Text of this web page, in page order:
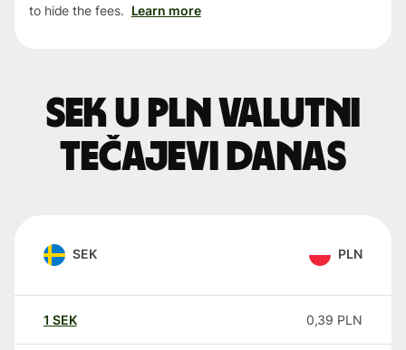
to hide the fees. Learn more
SEK u PLN valutni
tečajevi danas
SEK PLN
1 SEK 0,39 PLN